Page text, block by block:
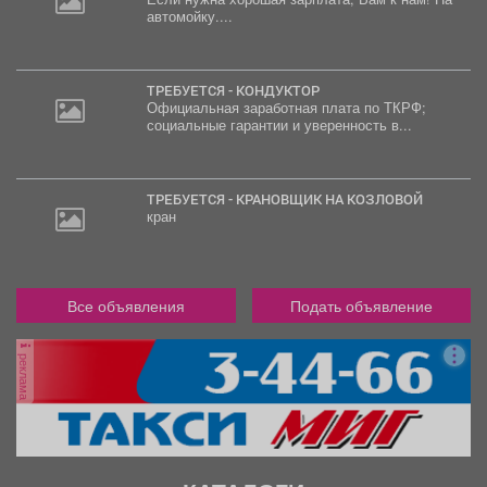
автомойку....
ТРЕБУЕТСЯ - КОНДУКТОР
Официальная заработная плата по ТКРФ;
социальные гарантии и уверенность в...
ТРЕБУЕТСЯ - КРАНОВЩИК НА КОЗЛОВОЙ
кран
Все объявления Подать объявление
реклама